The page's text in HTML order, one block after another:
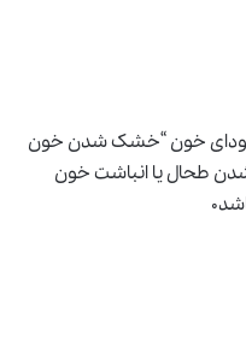
سودای خون “خشک شدن خون
طحال یا انباشت خون